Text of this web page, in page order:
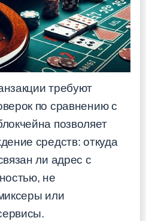
требуют
по сравнению с
позволяет
средств: откуда
ли адрес с
не
или